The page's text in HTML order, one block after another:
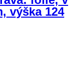
výška 124